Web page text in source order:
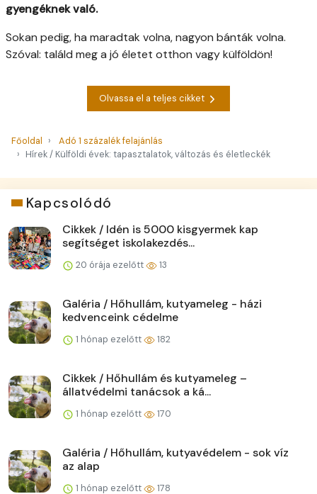
gyengéknek való.
Sokan pedig, ha maradtak volna, nagyon bánták volna.
Szóval: találd meg a jó életet otthon vagy külföldön!
Olvassa el a teljes cikket
Főoldal
Adó 1 százalék felajánlás
Hírek / Külföldi évek: tapasztalatok, változás és életleckék
Kapcsolódó
Cikkek / Idén is 5000 kisgyermek kap
segítséget iskolakezdés...
20 órája ezelőtt 13
Galéria / Hőhullám, kutyameleg - házi
kedvenceink cédelme
1 hónap ezelőtt 182
Cikkek / Hőhullám és kutyameleg –
állatvédelmi tanácsok a ká...
1 hónap ezelőtt 170
Galéria / Hőhullám, kutyavédelem - sok víz
az alap
1 hónap ezelőtt 178